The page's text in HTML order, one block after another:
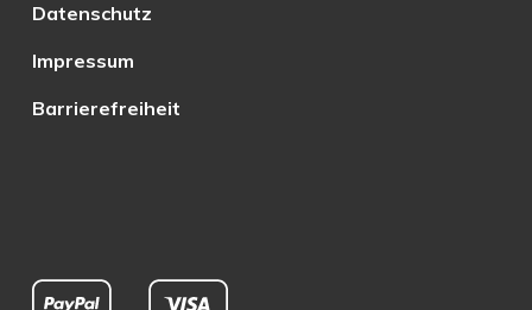
Datenschutz
Impressum
Barrierefreiheit